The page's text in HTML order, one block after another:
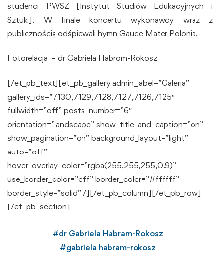
studenci PWSZ [Instytut Studiów Edukacyjnych i
Sztuki]. W finale koncertu wykonawcy wraz z
publicznością odśpiewali hymn Gaude Mater Polonia.
Fotorelacja – dr Gabriela Habrom-Rokosz
[/et_pb_text][et_pb_gallery admin_label=”Galeria”
gallery_ids=”7130,7129,7128,7127,7126,7125″
fullwidth=”off” posts_number=”6″
orientation=”landscape” show_title_and_caption=”on”
show_pagination=”on” background_layout=”light”
auto=”off”
hover_overlay_color=”rgba(255,255,255,0.9)”
use_border_color=”off” border_color=”#ffffff”
border_style=”solid” /][/et_pb_column][/et_pb_row]
[/et_pb_section]
#dr Gabriela Habram-Rokosz
#gabriela habram-rokosz